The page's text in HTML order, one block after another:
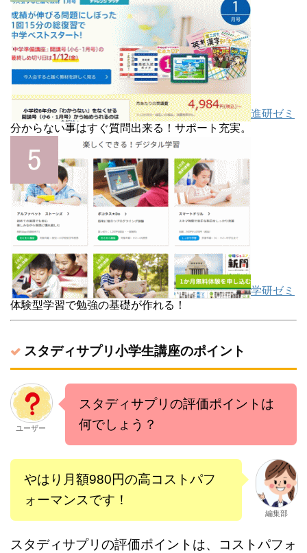
進研ゼミ
分からない事はすぐ質問出来る！サポート充実。
学研ゼミ
体験型学習で勉強の基礎が作れる！
スタディサプリ小学生講座のポイント
ユーザー
スタディサプリの評価ポイントは
何でしょう？
やはり月額980円の高コストパフ
ォーマンスです！
編集部
スタディサプリの評価ポイントは、コストパフォ